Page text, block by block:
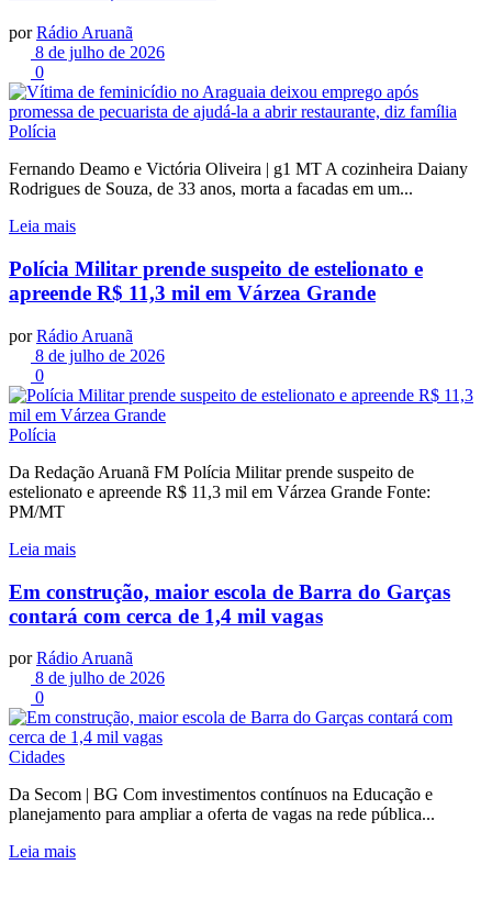
por Rádio Aruanã
8 de julho de 2026
0
Polícia
Fernando Deamo e Victória Oliveira | g1 MT A cozinheira Daiany
Rodrigues de Souza, de 33 anos, morta a facadas em um...
Leia mais
Polícia Militar prende suspeito de estelionato e
apreende R$ 11,3 mil em Várzea Grande
por Rádio Aruanã
8 de julho de 2026
0
Polícia
Da Redação Aruanã FM Polícia Militar prende suspeito de
estelionato e apreende R$ 11,3 mil em Várzea Grande Fonte:
PM/MT
Leia mais
Em construção, maior escola de Barra do Garças
contará com cerca de 1,4 mil vagas
por Rádio Aruanã
8 de julho de 2026
0
Cidades
Da Secom | BG Com investimentos contínuos na Educação e
planejamento para ampliar a oferta de vagas na rede pública...
Leia mais